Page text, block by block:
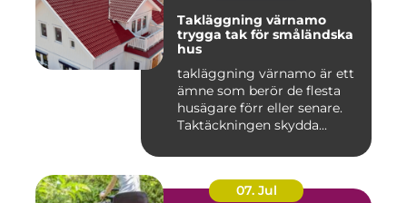
Takläggning värnamo
trygga tak för småländska
hus
takläggning värnamo är ett
ämne som berör de flesta
husägare förr eller senare.
Taktäckningen skydda...
07. Jul